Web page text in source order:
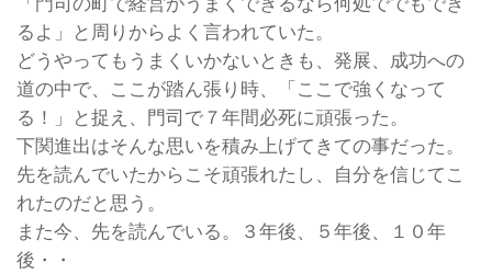
るよ」と周りからよく言われていた。
どうやってもうまくいかないときも、発展、成功への
道の中で、ここが踏ん張り時、「ここで強くなって
る！」と捉え、門司で７年間必死に頑張った。
下関進出はそんな思いを積み上げてきての事だった。
先を読んでいたからこそ頑張れたし、自分を信じてこ
れたのだと思う。
また今、先を読んでいる。３年後、５年後、１０年
後・・